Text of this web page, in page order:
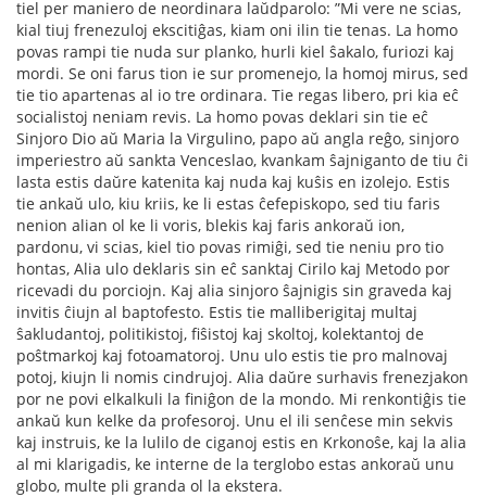
tiel per maniero de neordinara laŭdparolo: ”Mi vere ne scias,
kial tiuj frenezuloj ekscitiĝas, kiam oni ilin tie tenas. La homo
povas rampi tie nuda sur planko, hurli kiel ŝakalo, furiozi kaj
mordi. Se oni farus tion ie sur promenejo, la homoj mirus, sed
tie tio apartenas al io tre ordinara. Tie regas libero, pri kia eĉ
socialistoj neniam revis. La homo povas deklari sin tie eĉ
Sinjoro Dio aŭ Maria la Virgulino, papo aŭ angla reĝo, sinjoro
imperiestro aŭ sankta Venceslao, kvankam ŝajniganto de tiu ĉi
lasta estis daŭre katenita kaj nuda kaj kuŝis en izolejo. Estis
tie ankaŭ ulo, kiu kriis, ke li estas ĉefepiskopo, sed tiu faris
nenion alian ol ke li voris, blekis kaj faris ankoraŭ ion,
pardonu, vi scias, kiel tio povas rimiĝi, sed tie neniu pro tio
hontas, Alia ulo deklaris sin eĉ sanktaj Cirilo kaj Metodo por
ricevadi du porciojn. Kaj alia sinjoro ŝajnigis sin graveda kaj
invitis ĉiujn al baptofesto. Estis tie malliberigitaj multaj
ŝakludantoj, politikistoj, ﬁŝistoj kaj skoltoj, kolektantoj de
poŝtmarkoj kaj fotoamatoroj. Unu ulo estis tie pro malnovaj
potoj, kiujn li nomis cindrujoj. Alia daŭre surhavis frenezjakon
por ne povi elkalkuli la ﬁniĝon de la mondo. Mi renkontiĝis tie
ankaŭ kun kelke da profesoroj. Unu el ili senĉese min sekvis
kaj instruis, ke la lulilo de ciganoj estis en Krkonoŝe, kaj la alia
al mi klarigadis, ke interne de la terglobo estas ankoraŭ unu
globo, multe pli granda ol la ekstera.